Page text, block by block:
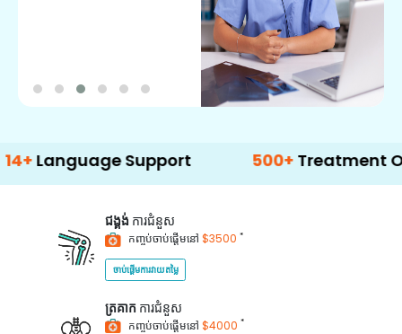
Support 500+ Treatment Options
ជង្គង់ ការជំនួស
កញ្ចប់ចាប់ផ្តើមនៅ $3500 *
ចាប់ផ្តើមការវាយតម្លៃ
ត្រគាក ការជំនួស
កញ្ចប់ចាប់ផ្តើមនៅ $4000 *